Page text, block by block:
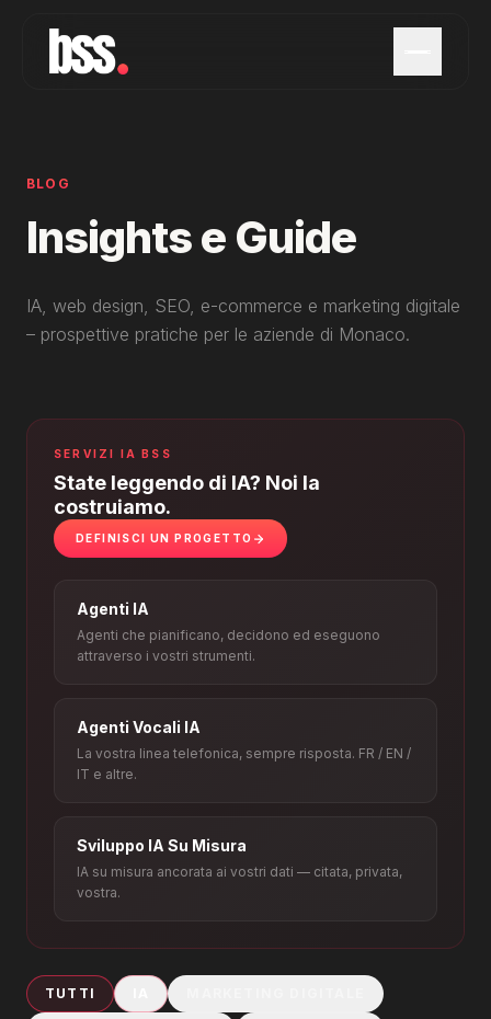
BLOG
Insights e Guide
IA, web design, SEO, e-commerce e marketing digitale
– prospettive pratiche per le aziende di Monaco.
SERVIZI IA BSS
State leggendo di IA? Noi la
costruiamo.
DEFINISCI UN PROGETTO
Agenti IA
Agenti che pianificano, decidono ed eseguono
attraverso i vostri strumenti.
Agenti Vocali IA
La vostra linea telefonica, sempre risposta. FR / EN /
IT e altre.
Sviluppo IA Su Misura
IA su misura ancorata ai vostri dati — citata, privata,
vostra.
TUTTI